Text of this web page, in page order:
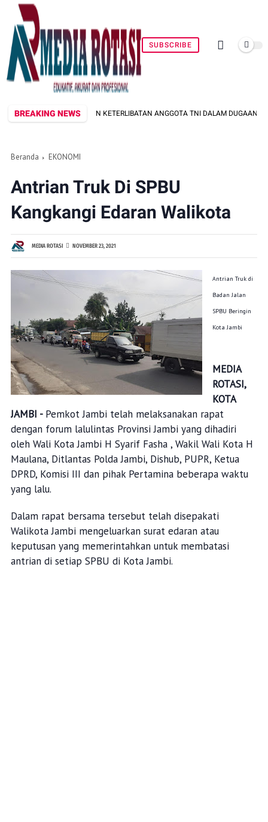
SUBSCRIBE
BREAKING NEWS
KETERLIBATAN ANGGOTA TNI DALAM DUGAAN PENGANIAYAAN DI
Beranda EKONOMI
Antrian Truk Di SPBU
Kangkangi Edaran Walikota
MEDIA ROTASI NOVEMBER 23, 2021
Antrian Truk di
Badan Jalan
SPBU Beringin
Kota Jambi
MEDIA
ROTASI,
KOTA
JAMBI - Pemkot Jambi telah melaksanakan rapat
dengan forum lalulintas Provinsi Jambi yang dihadiri
oleh Wali Kota Jambi H Syarif Fasha , Wakil Wali Kota H
Maulana, Ditlantas Polda Jambi, Dishub, PUPR, Ketua
DPRD, Komisi III dan pihak Pertamina beberapa waktu
yang lalu.
Dalam rapat bersama tersebut telah disepakati
Walikota Jambi mengeluarkan surat edaran atau
keputusan yang memerintahkan untuk membatasi
antrian di setiap SPBU di Kota Jambi.